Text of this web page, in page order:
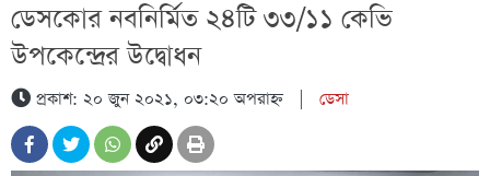
ডেসকোর নবনির্মিত ২৪টি ৩৩/১১ কেভি
উপকেন্দ্রের উদ্বোধন
প্রকাশ: ২০ জুন ২০২১, ০৩:২০ অপরাহ্ন| ডেসা